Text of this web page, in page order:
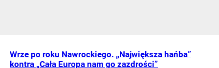
Wrze po roku Nawrockiego. „Największa hańba”
kontra „Cała Europa nam go zazdrości”